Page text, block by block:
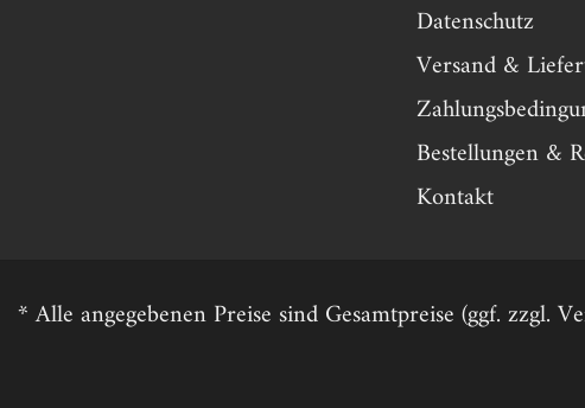
Datenschutz
Versand &
Bestellungen &
Kontakt
* Alle angegebenen Preise sind Gesamtpreise (ggf. zzgl.